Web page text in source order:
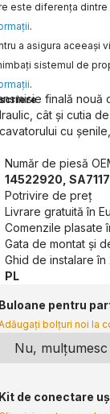
este diferența dintre
.
a asigura aceeaşi
sistemul de
.
finală nouă
cât și cutia
cu
Număr de piesă
14522920,
Potrivire de preț
Livrare gratuită în
Comenzile plasate
Gata de montat și
Ghid de instalare în
PL
Buloane pentru
bolțuri noi la
Kit de conectare